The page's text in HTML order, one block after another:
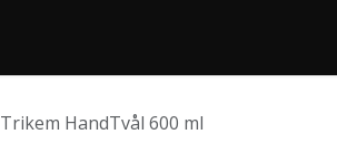
Trikem HandTvål 600 ml